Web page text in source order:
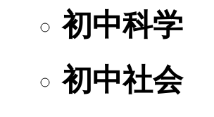
初中科学
初中社会